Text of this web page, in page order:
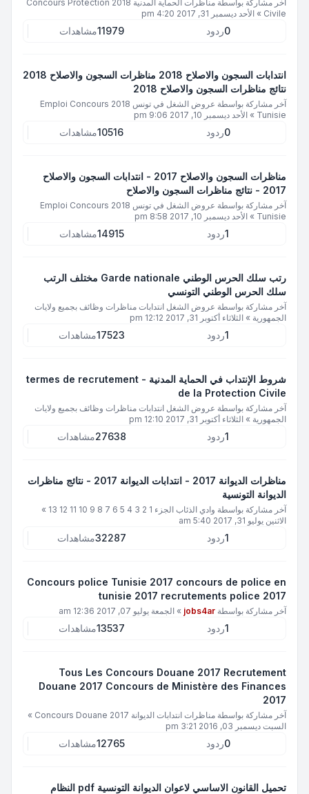
آخر مشاركة بواسطة
مناظرات الحماية المدنية 2018 Concours Protection
Civile
» الأحد ديسمبر 31, 2017 4:20 pm
0ردود 11979مشاهدات
انتدابات السجون والاصلاح 2018 مناظرات السجون والاصلاح 2018
نتائج مناظرات السجون والاصلاح 2018
آخر مشاركة بواسطة
عروض الشغل في تونس 2018 Emploi Concours
Tunisie
» الأحد ديسمبر 10, 2017 9:06 pm
0ردود 10516مشاهدات
مناظرات السجون والاصلاح 2017 - انتدابات السجون والاصلاح
2017 - نتائج مناظرات السجون والاصلاح
آخر مشاركة بواسطة
عروض الشغل في تونس 2018 Emploi Concours
Tunisie
» الأحد ديسمبر 10, 2017 8:58 pm
1ردود 14915مشاهدات
رتب سلك الحرس الوطني Garde nationale مختلف الرتب
سلك الحرس الوطني التونسي
آخر مشاركة بواسطة عروض الشغل انتدابات مناظرات وظائف بجميع ولايات
الجمهورية » الثلاثاء أكتوبر 31, 2017 12:12 pm
1ردود 17523مشاهدات
شروط الإنتداب في الحماية المدنية - termes de recrutement
de la Protection Civile
آخر مشاركة بواسطة عروض الشغل انتدابات مناظرات وظائف بجميع ولايات
الجمهورية » الثلاثاء أكتوبر 31, 2017 12:10 pm
1ردود 27638مشاهدات
مناظرات الديوانة 2017 - انتدابات الديوانة 2017 - نتائج مناظرات
الديوانة التونسية
آخر مشاركة بواسطة وادي الذئاب الجزء 1 2 3 4 5 6 7 8 9 10 11 12 13
»
الاثنين يوليو 31, 2017 5:40 am
1ردود 32287مشاهدات
Concours police Tunisie 2017 concours de police en
tunisie 2017 recrutements police 2017
آخر مشاركة بواسطة jobs4ar
» الجمعة يوليو 07, 2017 12:36 am
1ردود 13537مشاهدات
Tous Les Concours Douane 2017 Recrutement
Douane 2017 Concours de Ministère des Finances
2017
آخر مشاركة بواسطة مناظرات انتدابات الديوانة 2017 Concours Douane
»
السبت ديسمبر 03, 2016 3:21 pm
0ردود 12765مشاهدات
تحميل القانون الاساسي لاعوان الديوانة التونسية pdf النظام